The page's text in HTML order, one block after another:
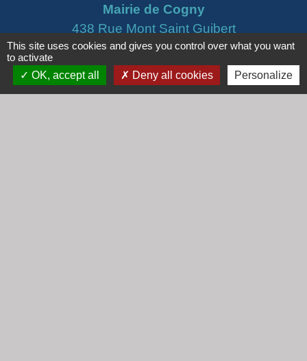
Mairie de Cogny
438 Rue Mont Saint Guibert
69640 Cogny - FRANCE
+33 4 74 67 30 55
This site uses cookies and gives you control over what you want
to activate
OK, accept all
Deny all cookies Personalize